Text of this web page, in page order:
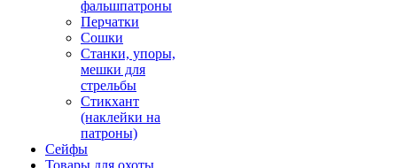
фальшпатроны
Перчатки
Сошки
Станки, упоры,
мешки для
стрельбы
Стикхант
(наклейки на
патроны)
Сейфы
Товары для охоты